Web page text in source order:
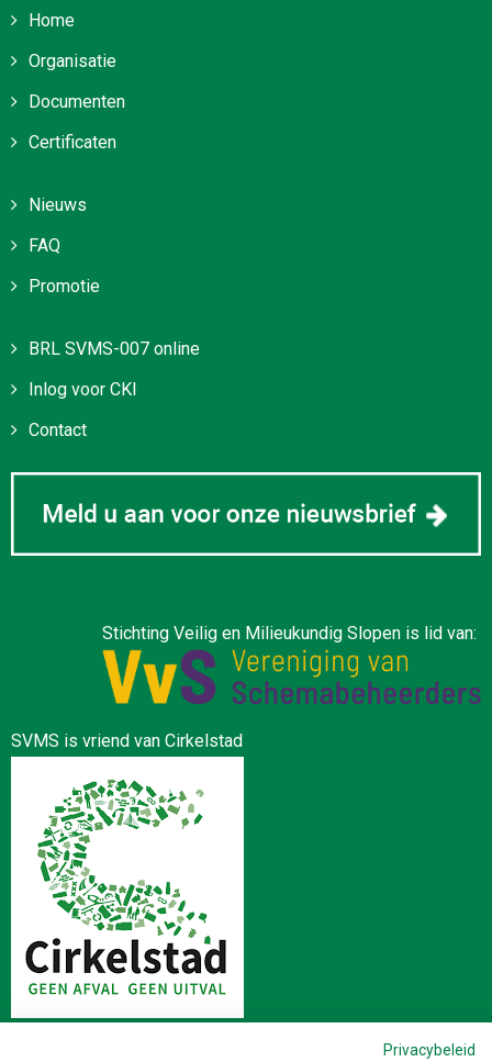
Home
Organisatie
Documenten
Certificaten
Nieuws
FAQ
Promotie
BRL SVMS-007 online
Inlog voor CKI
Contact
Stichting Veilig en Milieukundig Slopen is lid van:
SVMS is vriend van Cirkelstad
Privacybeleid